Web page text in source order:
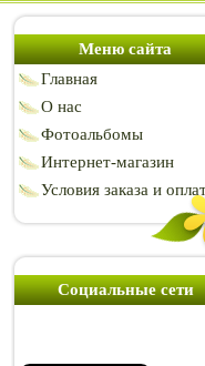
Меню сайта
Главная
О нас
Фотоальбомы
Интернет-магазин
Условия заказа и
Социальные сети